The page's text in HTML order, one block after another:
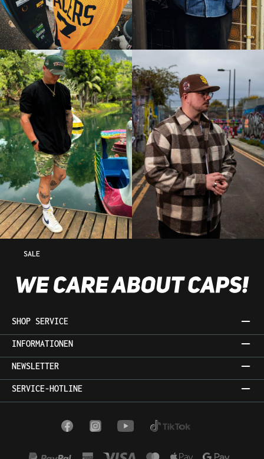
SALE
SHOP SERVICE
INFORMATIONEN
NEWSLETTER
SERVICE-HOTLINE